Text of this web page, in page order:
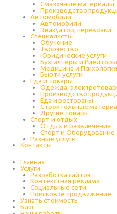
Cмазочные материалы
Производство
Автомобили
Автомобили
Эвакуатор, перевозки
Специалисты
Обучение
Творчество
Юридические услуги
Бухгалтеры и Риелторы
Медицина и Психология
Бьюти услуги
Еда и товары
Одежда,
Производство
Еда и рестораны
Строительные
Другие товары
Спорт и отдых
Отдых и развлечения
Спорт и Оборудование
Разные услуги
Контакты
Главная
Услуги
Разработка сайтов
Контекстная реклама
Социальные сети
Поисковое продвижение
Узнать стоимость
Блог